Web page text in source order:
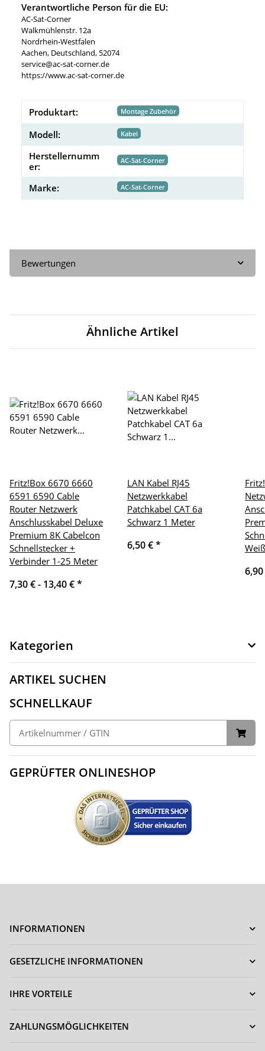
Verantwortliche Person für die EU:
AC-Sat-Corner
Walkmühlenstr. 12a
Nordrhein-Westfalen
Aachen, Deutschland, 52074
service@ac-sat-corner.de
https://www.ac-sat-corner.de
Produktart: Montage Zubehör
Modell: Kabel
Herstellernumm
er:
AC-Sat-Corner
Marke: AC-Sat-Corner
Bewertungen
Ähnliche Artikel
Fritz!Box 6670 6660
6591 6590 Cable
Router Netzwerk
Anschlusskabel Deluxe
Premium 8K Cabelcon
Schnellstecker +
Verbinder 1-25 Meter
7,30 € - 13,40 €*
LAN Kabel RJ45
Netzwerkkabel
Patchkabel CAT 6a
Schwarz 1 Meter
6,50 €*
Kategorien
ARTIKEL SUCHEN
SCHNELLKAUF
GEPRÜFTER ONLINESHOP
INFORMATIONEN
GESETZLICHE INFORMATIONEN
IHRE VORTEILE
ZAHLUNGSMÖGLICHKEITEN